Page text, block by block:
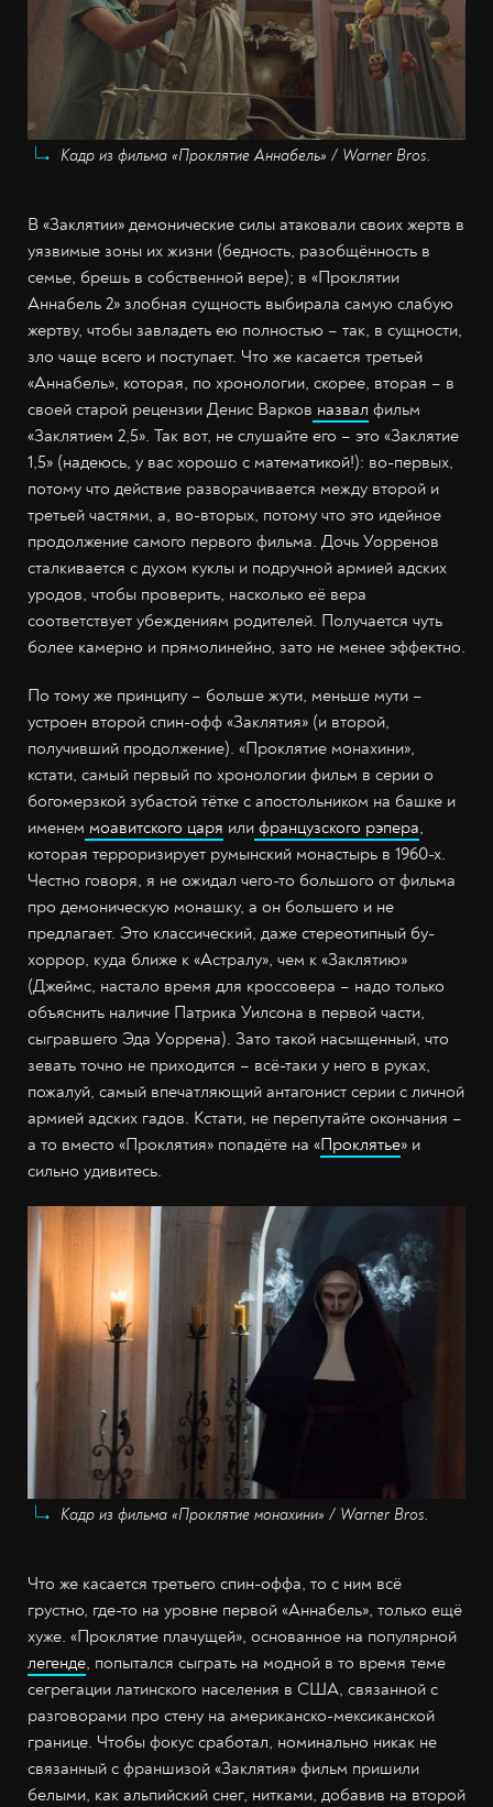
Кадр из фильма «Проклятие Аннабель» / Warner Bros.
В «Заклятии» демонические силы атаковали своих жертв в
уязвимые зоны их жизни (бедность, разобщённость в
семье, брешь в собственной вере); в «Проклятии
Аннабель 2» злобная сущность выбирала самую слабую
жертву, чтобы завладеть ею полностью – так, в сущности,
зло чаще всего и поступает. Что же касается третьей
«Аннабель», которая, по хронологии, скорее, вторая – в
своей старой рецензии Денис Варков назвал фильм
«Заклятием 2,5». Так вот, не слушайте его – это «Заклятие
1,5» (надеюсь, у вас хорошо с математикой!): во-первых,
потому что действие разворачивается между второй и
третьей частями, а, во-вторых, потому что это идейное
продолжение самого первого фильма. Дочь Уорренов
сталкивается с духом куклы и подручной армией адских
уродов, чтобы проверить, насколько её вера
соответствует убеждениям родителей. Получается чуть
более камерно и прямолинейно, зато не менее эффектно.
По тому же принципу – больше жути, меньше мути –
устроен второй спин-офф «Заклятия» (и второй,
получивший продолжение). «Проклятие монахини»,
кстати, самый первый по хронологии фильм в серии о
богомерзкой зубастой тётке с апостольником на башке и
именем моавитского царя или французского рэпера,
которая терроризирует румынский монастырь в 1960-х.
Честно говоря, я не ожидал чего-то большого от фильма
про демоническую монашку, а он большего и не
предлагает. Это классический, даже стереотипный бу-
хоррор, куда ближе к «Астралу», чем к «Заклятию»
(Джеймс, настало время для кроссовера – надо только
объяснить наличие Патрика Уилсона в первой части,
сыгравшего Эда Уоррена). Зато такой насыщенный, что
зевать точно не приходится – всё-таки у него в руках,
пожалуй, самый впечатляющий антагонист серии с личной
армией адских гадов. Кстати, не перепутайте окончания –
а то вместо «Проклятия» попадёте на «Проклятье» и
сильно удивитесь.
Кадр из фильма «Проклятие монахини» / Warner Bros.
Что же касается третьего спин-оффа, то с ним всё
грустно, где-то на уровне первой «Аннабель», только ещё
хуже. «Проклятие плачущей», основанное на популярной
легенде, попытался сыграть на модной в то время теме
сегрегации латинского населения в США, связанной с
разговорами про стену на американско-мексиканской
границе. Чтобы фокус сработал, номинально никак не
связанный с франшизой «Заклятия» фильм пришили
белыми, как альпийский снег, нитками, добавив на второй